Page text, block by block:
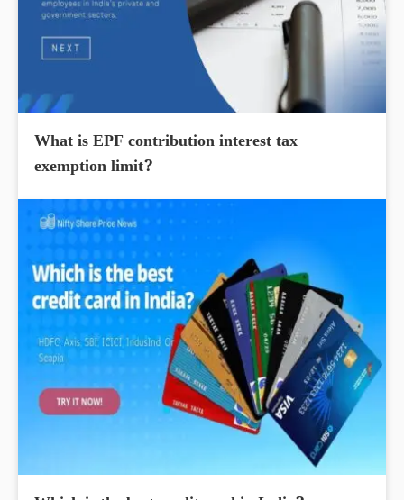
What is EPF contribution interest tax
exemption limit?